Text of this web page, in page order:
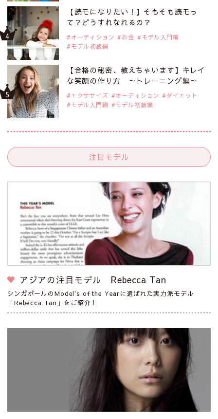
【読モになりたい！】そもそも読モっ
て？どうすれなれるの？
オーディション お金
モデル入門編
モデル初級編
【合格の秘密、教えちゃいます】キレイ
な笑顔の作り方 ～トレーニング編～
エクササイズ オーディション
ダイエット
モデル入門編
モデル初級編
注目モデル
アジアの注目モデル Rebecca Tan
シンガポールのModel's of the Yearに選ばれた実力派モデル
「Rebecca Tan」をご紹介！